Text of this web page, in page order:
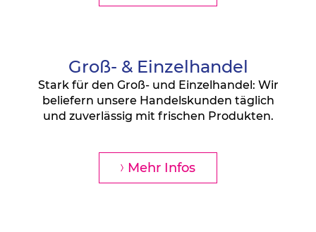
Groß- & Einzelhandel
Stark für den Groß- und Einzelhandel: Wir
beliefern unsere Handelskunden täglich
und zuverlässig mit frischen Produkten.
Mehr Infos